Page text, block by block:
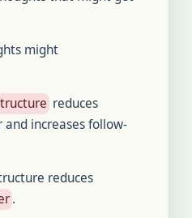
might
reduces
increases follow-
reduces
.